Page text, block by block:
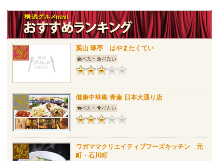
葉山 琢亭 はやまたくてい
健康中華庵 青蓮 日本大通り店
ワガママクリエイティブフーズキッチン 元
町・石川町